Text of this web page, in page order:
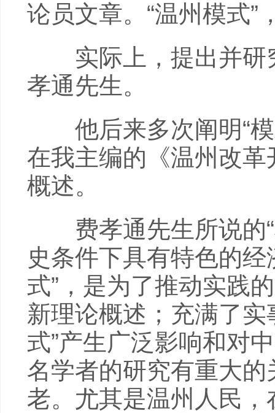
论员文章。“温州模式”
实际上，提出并研
孝通先生。
他后来多次阐明“模
在我主编的《温州改
概述。
费孝通先生所说的“
史条件下具有特色的
式”，是为了推动实践
新理论概述；充满了
式”产生广泛影响和对
名学者的研究有重大
老。尤其是温州人民